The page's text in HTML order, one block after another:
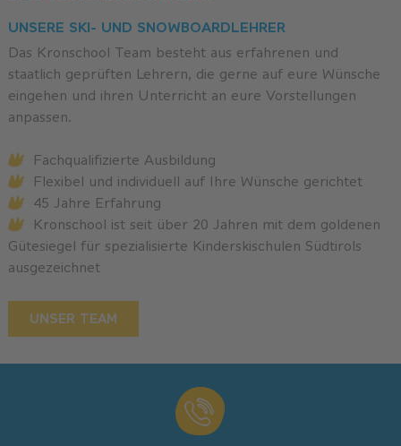
UNSERE SKI- UND SNOWBOARDLEHRER
Das Kronschool Team besteht aus erfahrenen und
staatlich geprüften Lehrern, die gerne auf eure Wünsche
eingehen und ihren Unterricht an eure Vorstellungen
anpassen.
Fachqualifizierte Ausbildung
Flexibel und individuell auf Ihre Wünsche gerichtet
45 Jahre Erfahrung
Kronschool ist seit über 20 Jahren mit dem goldenen
Gütesiegel für spezialisierte Kinderskischulen Südtirols
ausgezeichnet
UNSER TEAM